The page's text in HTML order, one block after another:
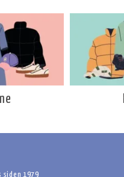
siden 1979